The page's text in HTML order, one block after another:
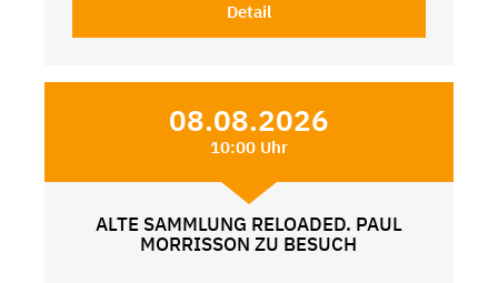
Detail
08.08.2026
10:00 Uhr
ALTE SAMMLUNG RELOADED. PAUL
MORRISSON ZU BESUCH